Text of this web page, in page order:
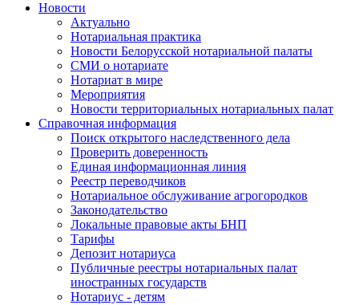
Новости
Актуально
Нотариальная практика
Новости Белорусской нотариальной палаты
СМИ о нотариате
Нотариат в мире
Мероприятия
Новости территориальных нотариальных палат
Справочная информация
Поиск открытого наследственного дела
Проверить доверенность
Единая информационная линия
Реестр переводчиков
Нотариальное обслуживание агрогородков
Законодательство
Локальные правовые акты БНП
Тарифы
Депозит нотариуса
Публичные реестры нотариальных палат
иностранных государств
Нотариус - детям